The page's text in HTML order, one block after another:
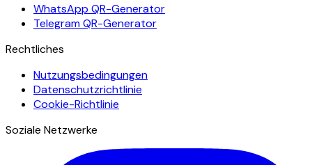
WhatsApp QR-Generator
Telegram QR-Generator
Rechtliches
Nutzungsbedingungen
Datenschutzrichtlinie
Cookie-Richtlinie
Soziale Netzwerke